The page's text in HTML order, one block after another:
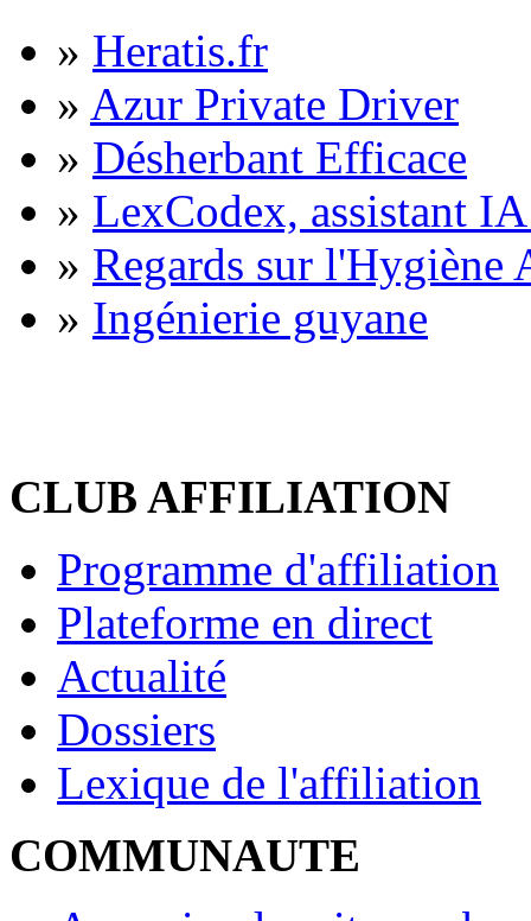
» Heratis.fr
» Azur Private Driver
» Désherbant Efficace
» LexCodex, assistant
» Regards sur l'Hygiène
» Ingénierie guyane
CLUB AFFILIATION
Programme d'affiliation
Plateforme en direct
Actualité
Dossiers
Lexique de l'affiliation
COMMUNAUTE